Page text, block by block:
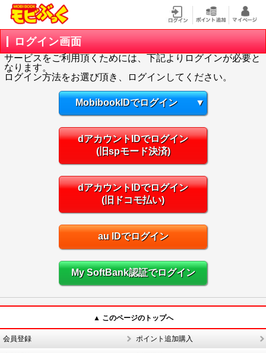
ログイン画面
サービスをご利用頂くためには、下記よりログインが必要と
なります。
ログイン方法をお選び頂き、ログインしてください。
MobibookIDでログイン ▼
dアカウントIDでログイン
(旧spモード決済)
dアカウントIDでログイン
(旧ドコモ払い)
au IDでログイン
My SoftBank認証でログイン
▲ このページのトップへ
会員登録 ポイント追加購入